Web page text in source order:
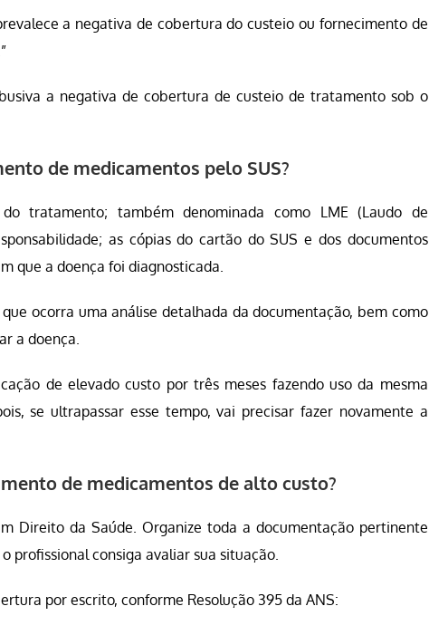
a negativa de cobertura do custeio ou fornecimento de
a negativa de cobertura de custeio de tratamento sob o
de medicamentos pelo SUS?
tratamento; também denominada como LME (Laudo de
as cópias do cartão do SUS e dos documentos
que a doença foi diagnosticada.
ocorra uma análise detalhada da documentação, bem como
a doença.
de elevado custo por três meses fazendo uso da mesma
se ultrapassar esse tempo, vai precisar fazer novamente a
de medicamentos de alto custo?
Direito da Saúde. Organize toda a documentação pertinente
profissional consiga avaliar sua situação.
por escrito, conforme Resolução 395 da ANS: